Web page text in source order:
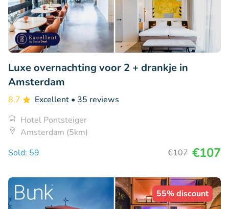
Luxe overnachting voor 2 + drankje in
Amsterdam
8.7 Excellent • 35 reviews
Hotel Pontsteiger
Amsterdam (5km)
Sold: 59
€107 €107
55% discount